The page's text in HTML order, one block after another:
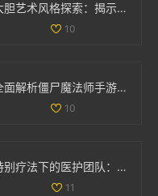
大胆艺术风格探索：揭示创意与表达的无限可能
10
全面解析僵尸魔法师手游与决胜时刻僵尸模式的攻略与技巧
10
特别疗法下的医护团队：双重角色与责任分析
11